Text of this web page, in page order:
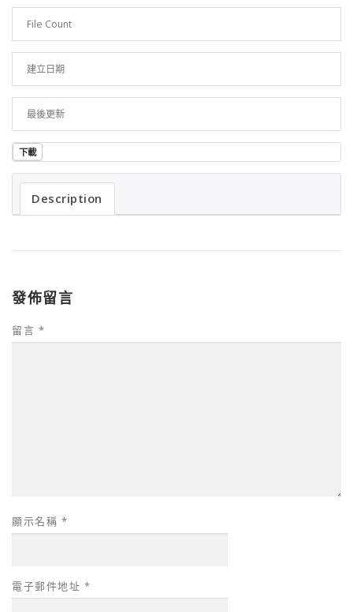
File Count
建立日期
最後更新
下載
Description
發佈留言
留言 *
顯示名稱 *
電子郵件地址 *